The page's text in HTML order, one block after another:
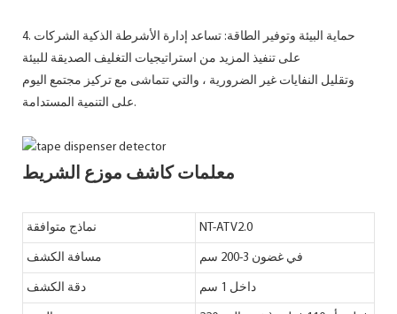
4. حماية البيئة وتوفير الطاقة: تساعد إدارة الأشرطة الذكية الشركات
وتقليل النفايات غير الضرورية ، والتي تتماشى مع تركيز مجتمع اليوم
على التنمية المستدامة.
معلمات كاشف موزع الشريط
نماذج متوافقة NT-ATV2.0
مسافة الكشف في غضون 3-200 سم
دقة الكشف داخل 1 سم